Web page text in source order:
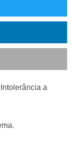
a